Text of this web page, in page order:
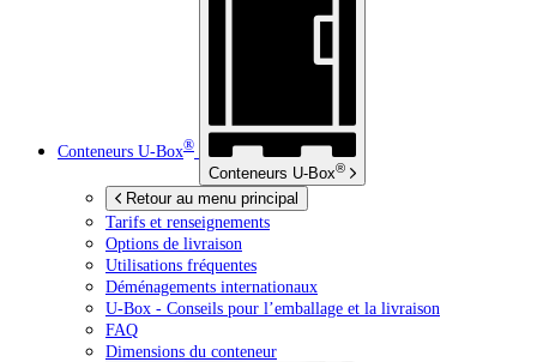
Conteneurs U-Box®
Conteneurs U-Box®
Retour au menu principal
Tarifs et renseignements
Options de livraison
Utilisations fréquentes
Déménagements internationaux
U-Box - Conseils pour l’emballage et la livraison
FAQ
Dimensions du conteneur